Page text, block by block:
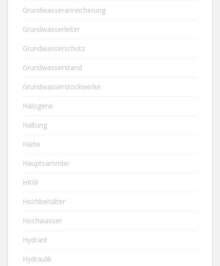
Grundwasseranreicherung
Grundwasserleiter
Grundwasserschutz
Grundwasserstand
Grundwasserstockwerke
Halogene
Haltung
Härte
Hauptsammler
HKW
Hochbehälter
Hochwasser
Hydrant
Hydraulik